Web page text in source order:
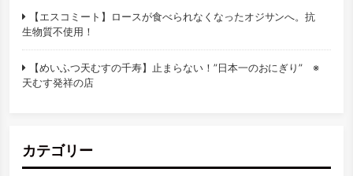
【エスコミート】ロースが食べられなくなったオジサンへ。抗
生物質不使用！
【めいふつ天むすの千寿】止まらない！”日本一のおにぎり” ※
天むす発祥の店
カテゴリー